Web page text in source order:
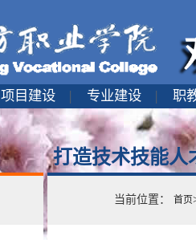
项目建设 | 专业建设 | 职
打造技术技能人
当前位置： 首页